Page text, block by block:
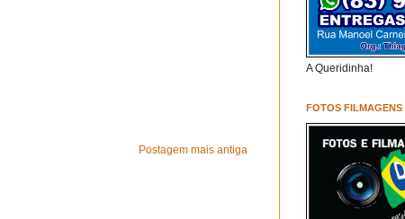
Postagem mais antiga
A Queridinha!
FOTOS FILMAGENS